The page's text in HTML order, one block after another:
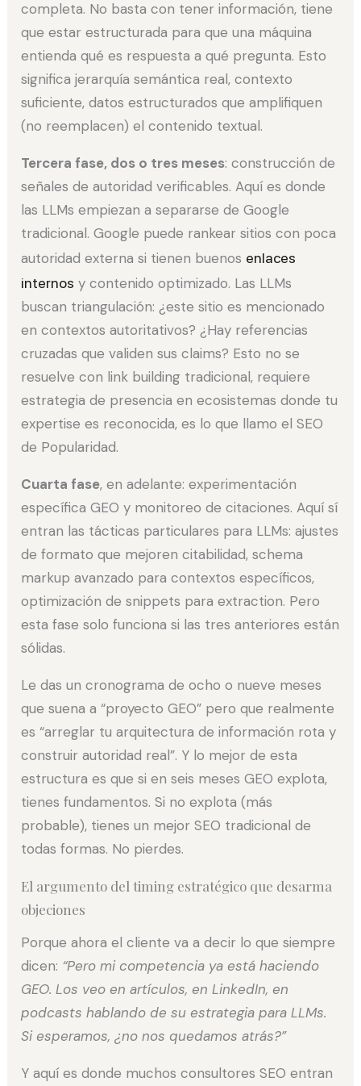
completa. No basta con tener información, tiene
que estar estructurada para que una máquina
entienda qué es respuesta a qué pregunta. Esto
significa jerarquía semántica real, contexto
suficiente, datos estructurados que amplifiquen
(no reemplacen) el contenido textual.
Tercera fase, dos o tres meses: construcción de
señales de autoridad verificables. Aquí es donde
las LLMs empiezan a separarse de Google
tradicional. Google puede rankear sitios con poca
autoridad externa si tienen buenos enlaces
internos y contenido optimizado. Las LLMs
buscan triangulación: ¿este sitio es mencionado
en contextos autoritativos? ¿Hay referencias
cruzadas que validen sus claims? Esto no se
resuelve con link building tradicional, requiere
estrategia de presencia en ecosistemas donde tu
expertise es reconocida, es lo que llamo el SEO
de Popularidad.
Cuarta fase, en adelante: experimentación
específica GEO y monitoreo de citaciones. Aquí sí
entran las tácticas particulares para LLMs: ajustes
de formato que mejoren citabilidad, schema
markup avanzado para contextos específicos,
optimización de snippets para extraction. Pero
esta fase solo funciona si las tres anteriores están
sólidas.
Le das un cronograma de ocho o nueve meses
que suena a “proyecto GEO” pero que realmente
es “arreglar tu arquitectura de información rota y
construir autoridad real”. Y lo mejor de esta
estructura es que si en seis meses GEO explota,
tienes fundamentos. Si no explota (más
probable), tienes un mejor SEO tradicional de
todas formas. No pierdes.
El argumento del timing estratégico que desarma
objeciones
Porque ahora el cliente va a decir lo que siempre
dicen: “Pero mi competencia ya está haciendo
GEO. Los veo en artículos, en LinkedIn, en
podcasts hablando de su estrategia para LLMs.
Si esperamos, ¿no nos quedamos atrás?”
Y aquí es donde muchos consultores SEO entran